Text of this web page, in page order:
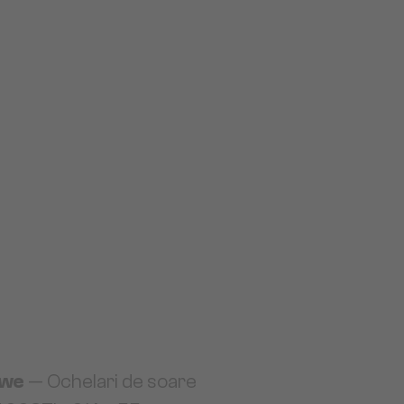
— Ochelari de soare